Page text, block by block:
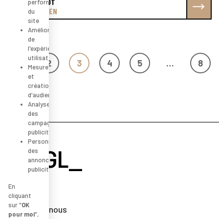
PROFITEZ-EN
Posts navigation
2 3 4 5 … 8
Rejoignez-nous
performance
du
site
Amélioration
de
l'expérience
utilisateur
Mesure
et
création
d'audience
Analyse
des
campagnes
publicitaires
Personnalisation
des
annonces
publicitaires
En
cliquant
sur "OK
pour moi",